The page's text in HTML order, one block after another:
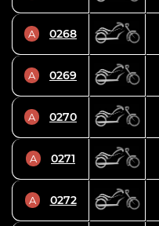
A 0268
A 0269
A 0270
A 0271
A 0272